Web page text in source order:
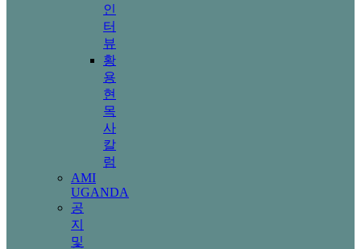
인
터
뷰
황
용
현
목
사
칼
럼
AMI
UGANDA
공
지
및